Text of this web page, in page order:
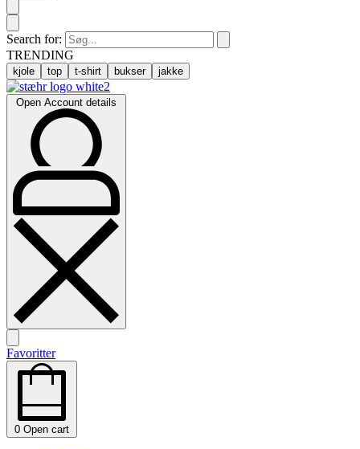
Search for:
TRENDING
kjole top t-shirt bukser jakke
Open Account details
Favoritter
0 Open cart